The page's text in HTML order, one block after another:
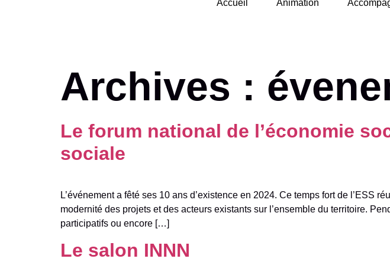
Accueil Animation
Archives :
Le forum national de l’économie
sociale
L’événement a fêté ses 10 ans d’existence en 2024. Ce temps fort de
modernité des projets et des acteurs existants sur l’ensemble du territoire.
participatifs ou encore […]
Le salon INNN